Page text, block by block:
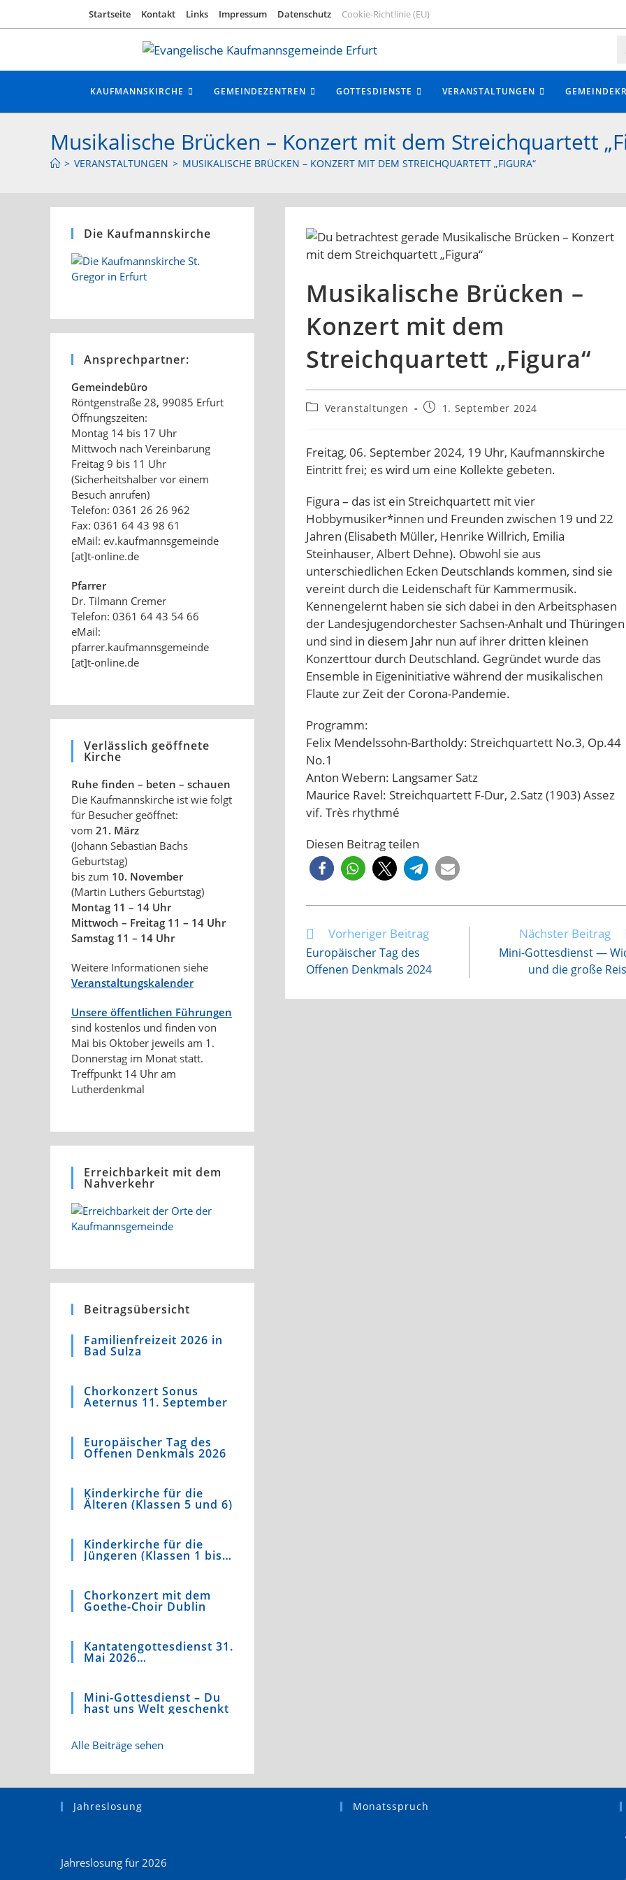
Startseite Kontakt Links Impressum Datenschutz Cookie-Richtlinie (EU)
KAUFMANNSKIRCHE GEMEINDEZENTREN GOTTESDIENSTE VERANSTALTUNGEN
Musikalische Brücken – Konzert mit dem Streichquartett
> VERANSTALTUNGEN > MUSIKALISCHE BRÜCKEN – KONZERT MIT DEM STREICHQUARTETT „FIGURA“
Musikalische Brücken –
Konzert mit dem
Streichquartett „Figura“
Beitrags-
Veranstaltungen
Beitrag1. September 2024
Freitag, 06. September 2024, 19 Uhr, Kaufmannskirche
Eintritt frei; es wird um eine Kollekte gebeten.
Figura – das ist ein Streichquartett mit vier
Hobbymusiker*innen und Freunden zwischen 19 und 22
Jahren (Elisabeth Müller, Henrike Willrich, Emilia
Steinhauser, Albert Dehne). Obwohl sie aus
unterschiedlichen Ecken Deutschlands kommen, sind sie
vereint durch die Leidenschaft für Kammermusik.
Kennengelernt haben sie sich dabei in den Arbeitsphasen
der Landesjugendorchester Sachsen-Anhalt und Thüringen
und sind in diesem Jahr nun auf ihrer dritten kleinen
Konzerttour durch Deutschland. Gegründet wurde das
Ensemble in Eigeninitiative während der musikalischen
Flaute zur Zeit der Corona-Pandemie.
Programm:
Felix Mendelssohn-Bartholdy: Streichquartett No.3, Op.44
No.1
Anton Webern: Langsamer Satz
Maurice Ravel: Streichquartett F-Dur, 2.Satz (1903) Assez
vif. Très rhythmé
Diesen Beitrag teilen
Weitere
Artikel
ansehen
Vorheriger Beitrag
Europäischer Tag des
Offenen Denkmals 2024
Nächster Beitrag
Mini-Gottesdienst —
und die große
Die Kaufmannskirche
Ansprechpartner:
Gemeindebüro
Röntgenstraße 28, 99085 Erfurt
Öffnungszeiten:
Montag 14 bis 17 Uhr
Mittwoch nach Vereinbarung
Freitag 9 bis 11 Uhr
(Sicherheitshalber vor einem
Besuch anrufen)
Telefon: 0361 26 26 962
Fax: 0361 64 43 98 61
eMail: ev.kaufmannsgemeinde
[at]t-online.de
Pfarrer
Dr. Tilmann Cremer
Telefon: 0361 64 43 54 66
eMail:
pfarrer.kaufmannsgemeinde
[at]t-online.de
Verlässlich geöffnete
Kirche
Ruhe finden – beten – schauen
Die Kaufmannskirche ist wie folgt
für Besucher geöffnet:
vom 21. März
(Johann Sebastian Bachs
Geburtstag)
bis zum 10. November
(Martin Luthers Geburtstag)
Montag 11 – 14 Uhr
Mittwoch – Freitag 11 – 14 Uhr
Samstag 11 – 14 Uhr
Weitere Informationen siehe
Veranstaltungskalender
Unsere öffentlichen Führungen
sind kostenlos und finden von
Mai bis Oktober jeweils am 1.
Donnerstag im Monat statt.
Treffpunkt 14 Uhr am
Lutherdenkmal
Erreichbarkeit mit dem
Nahverkehr
Beitragsübersicht
Familienfreizeit 2026 in
Bad Sulza
Chorkonzert Sonus
Aeternus 11. September
Europäischer Tag des
Offenen Denkmals 2026
Kinderkirche für die
Älteren (Klassen 5 und 6)
Kinderkirche für die
Jüngeren (Klassen 1 bis
Chorkonzert mit dem
Goethe-Choir Dublin
Kantatengottesdienst 31.
Mai 2026
Mini-Gottesdienst – Du
hast uns Welt geschenkt
Alle Beiträge sehen
Jahreslosung
Jahreslosung für 2026
Monatsspruch